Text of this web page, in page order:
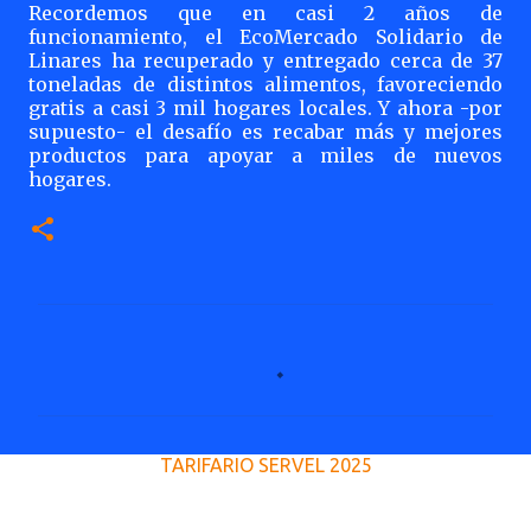
Recordemos que en casi 2 años de
funcionamiento, el EcoMercado Solidario de
Linares ha recuperado y entregado cerca de 37
toneladas de distintos alimentos, favoreciendo
gratis a casi 3 mil hogares locales. Y ahora -por
supuesto- el desafío es recabar más y mejores
productos para apoyar a miles de nuevos
hogares.
TARIFARIO SERVEL 2025